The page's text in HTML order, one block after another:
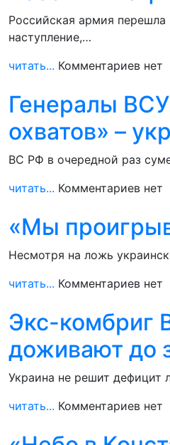
Российская армия перешла
наступление,…
читать... Комментариев нет
Генералы
охватов» –
ВС РФ в очередной раз
читать... Комментариев нет
«Мы
Несмотря на ложь
читать... Комментариев нет
Экс-комбриг
доживают до
Украина не решит дефицит
читать... Комментариев нет